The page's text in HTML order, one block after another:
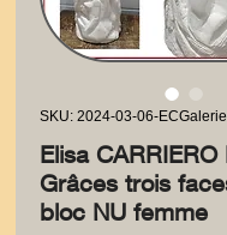
SKU: 2024-03-06-
Elisa
Grâces trois
bloc NU femme